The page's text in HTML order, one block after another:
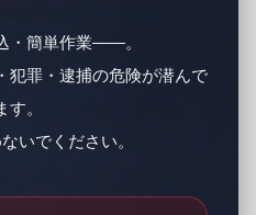
・簡単作業――。
犯罪・逮捕の危険が潜んで
す。
いでください。